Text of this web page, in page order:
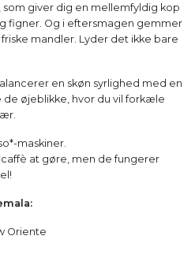
som giver dig en mellemfyldig kop
figner. Og i eftersmagen gemmer
mandler. Lyder det ikke bare
en skøn syrlighed med en
de øjeblikke, hvor du vil forkæle
maskiner.
at gøre, men de fungerer
Oriente